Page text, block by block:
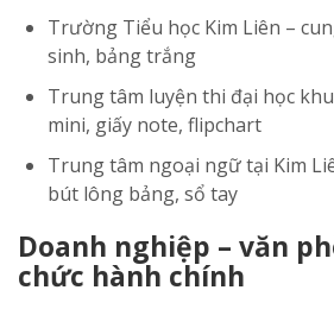
Trường Tiểu học Kim Liên –
sinh, bảng trắng
Trung tâm luyện thi đại học
mini, giấy note, flipchart
Trung tâm ngoại ngữ tại Kim
bút lông bảng, sổ tay
Doanh nghiệp – văn
chức hành chính